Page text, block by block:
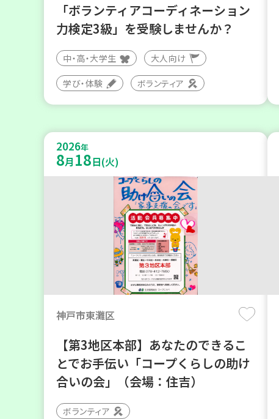
「ボランティアコーディネーション
力検定3級」を受験しませんか？
中・高・大学生 大人向け
学び・体験 ボランティア
2026年
8月 18日(火)
神戸市東灘区
【第3地区本部】あなたのできるこ
とでお手伝い「コープくらしの助け
合いの会」（会場：住吉）
ボランティア